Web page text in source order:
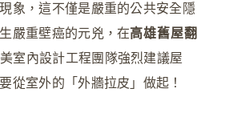
象，這不僅是嚴重的公共安全隱
嚴重壁癌的元兇，在高雄舊屋翻
室內設計工程團隊強烈建議屋
從室外的「外牆拉皮」做起！